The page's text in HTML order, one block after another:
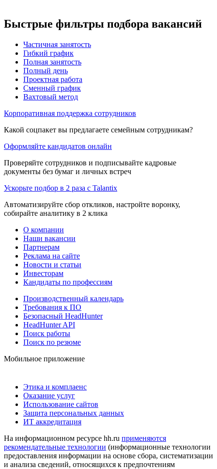
Быстрые фильтры подбора вакансий
Частичная занятость
Гибкий график
Полная занятость
Полный день
Проектная работа
Сменный график
Вахтовый метод
Корпоративная поддержка сотрудников
Какой соцпакет вы предлагаете семейным сотрудникам?
Оформляйте кандидатов онлайн
Проверяйте сотрудников и подписывайте кадровые
документы без бумаг и личных встреч
Ускорьте подбор в 2 раза с Talantix
Автоматизируйте сбор откликов, настройте воронку,
собирайте аналитику в 2 клика
О компании
Наши вакансии
Партнерам
Реклама на сайте
Новости и статьи
Инвесторам
Кандидаты по профессиям
Производственный календарь
Требования к ПО
Безопасный HeadHunter
HeadHunter API
Поиск работы
Поиск по резюме
Мобильное приложение
Этика и комплаенс
Оказание услуг
Использование сайтов
Защита персональных данных
ИТ аккредитация
На информационном ресурсе hh.ru применяются
рекомендательные технологии (информационные технологии
предоставления информации на основе сбора, систематизации
и анализа сведений, относящихся к предпочтениям